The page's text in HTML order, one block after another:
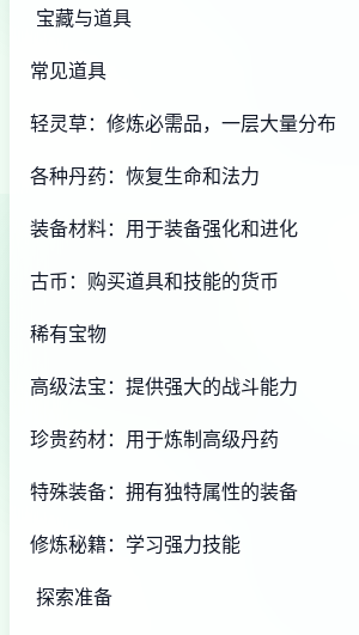
宝藏与道具
常见道具
轻灵草：修炼必需品，一层大量分布
各种丹药：恢复生命和法力
装备材料：用于装备强化和进化
古币：购买道具和技能的货币
稀有宝物
高级法宝：提供强大的战斗能力
珍贵药材：用于炼制高级丹药
特殊装备：拥有独特属性的装备
修炼秘籍：学习强力技能
探索准备